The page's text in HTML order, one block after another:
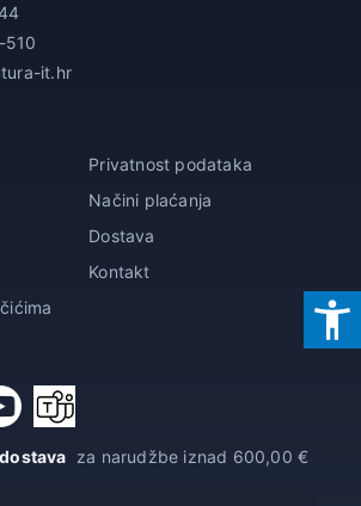
510
it.hr
Privatnost podataka
Načini plaćanja
Dostava
Kontakt
za narudžbe iznad 600,00 €